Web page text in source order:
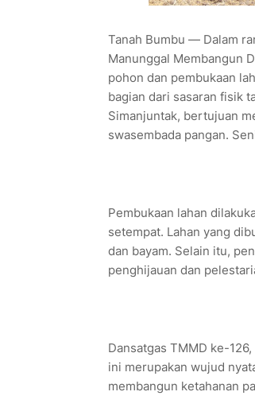
Tanah Bumbu — Dalam
Manunggal Membangun
pohon dan pembukaan
bagian dari sasaran fisik
Simanjuntak, bertujuan
swasembada pangan.
Pembukaan lahan
setempat. Lahan yang
dan bayam. Selain itu,
penghijauan dan
Dansatgas TMMD ke-
ini merupakan wujud
membangun ketahanan